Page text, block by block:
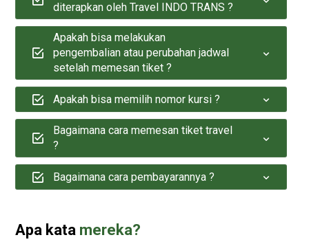
diterapkan oleh Travel INDO TRANS ?
Apakah bisa melakukan
pengembalian atau perubahan jadwal
setelah memesan tiket ?
Apakah bisa memilih nomor kursi ?
Bagaimana cara memesan tiket travel
?
Bagaimana cara pembayarannya ?
Apa kata mereka?